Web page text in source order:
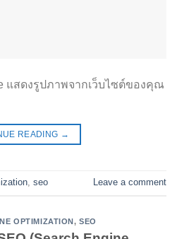
แสดงรูปภาพจากเว็บไซต์ของคุณ
READING →
, seo Leave a comment
OPTIMIZATION, SEO